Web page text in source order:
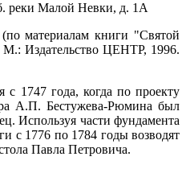
реки Малой Невки, д. 1А
материалам книги "Святой
Издательство ЦЕНТР, 1996.
с 1747 года, когда по проекту
А.П. Бестужева-Рюмина был
Используя части фундамента
с 1776 по 1784 годы возводят
Павла Петровича.